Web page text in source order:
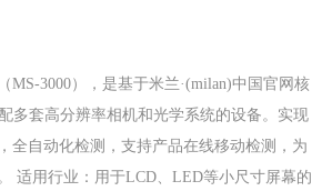
MS-3000），是基于米兰·(milan)中国官网核
多套高分辨率相机和光学系统的设备。实现
全自动化检测，支持产品在线移动检测，为
适用行业：用于LCD、LED等小尺寸屏幕的